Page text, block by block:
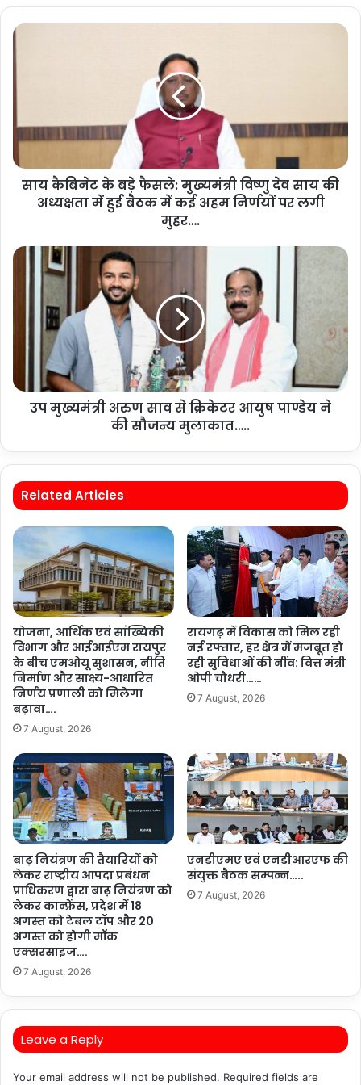
साय कैबिनेट के बड़े फैसले: मुख्यमंत्री विष्णु देव साय की
अध्यक्षता में हुई बैठक में कई अहम निर्णयों पर लगी
मुहर….
उप मुख्यमंत्री अरुण साव से क्रिकेटर आयुष पाण्डेय ने
की सौजन्य मुलाकात…..
Related Articles
योजना, आर्थिक एवं सांख्यिकी
विभाग और आईआईएम रायपुर
के बीच एमओयू सुशासन, नीति
निर्माण और साक्ष्य-आधारित
निर्णय प्रणाली को मिलेगा
बढ़ावा….
7 August, 2026
रायगढ़ में विकास को मिल रही
नई रफ्तार, हर क्षेत्र में मजबूत हो
रही सुविधाओं की नींव: वित्त मंत्री
ओपी चौधरी……
7 August, 2026
बाढ़ नियंत्रण की तैयारियों को
लेकर राष्ट्रीय आपदा प्रबंधन
प्राधिकरण द्वारा बाढ़ नियंत्रण को
लेकर कान्फ्रेंस, प्रदेश में 18
अगस्त को टेबल टॉप और 20
अगस्त को होगी मॉक
एक्सरसाइज….
7 August, 2026
एनडीएमए एवं एनडीआरएफ की
संयुक्त बैठक सम्पन्न…..
7 August, 2026
Leave a Reply
Your email address will not be published. Required fields are